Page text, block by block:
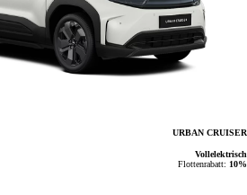
URBAN CRUISER
Vollelektrisch
Flottenrabatt: 10%